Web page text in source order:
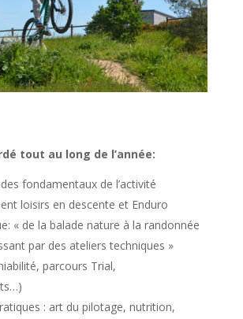
tout au long de l’année:
fondamentaux de l’activité
loisirs en descente et Enduro
« de la balade nature à la randonnée
par des ateliers techniques »
parcours Trial,
: art du pilotage, nutrition,